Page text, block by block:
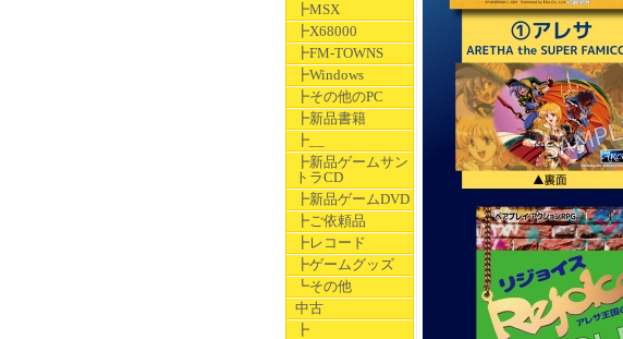
┣MSX
┣X68000
┣FM-TOWNS
┣Windows
┣その他のPC
┣新品書籍
┣__
┣新品ゲームサン
トラCD
┣新品ゲームDVD
┣ご依頼品
┣レコード
┣ゲームグッズ
┗その他
中古
┣